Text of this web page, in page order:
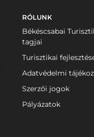
RÓLUNK
Békéscsabai
tagjai
Turisztikai
Adatvédelmi
Szerzői jogok
Pályázatok